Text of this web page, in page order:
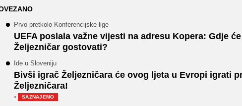
Prvo pretkolo Konferencijske lige
UEFA poslala važne vijesti na adresu Kopera: Gdje će
Željezničar gostovati?
Ide u Sloveniju
Bivši igrač Željezničara će ovog ljeta u Evropi igrati
Željezničara!
·
SAZNAJEMO